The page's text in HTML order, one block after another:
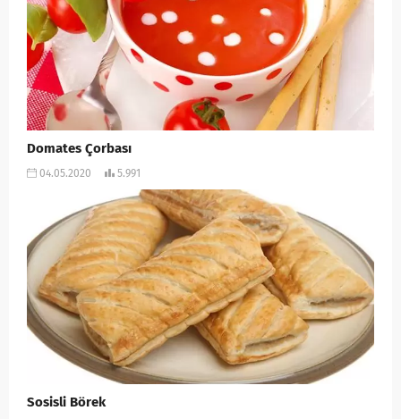
Domates Çorbası
04.05.2020 5.991
Sosisli Börek